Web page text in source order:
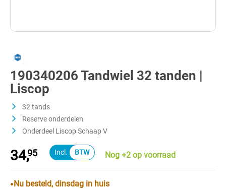
190340206 Tandwiel 32 tanden |
Liscop
32 tands
Reserve onderdelen
Onderdeel Liscop Schaap V
34,95 Nog +2 op voorraad
Nu besteld, dinsdag in huis